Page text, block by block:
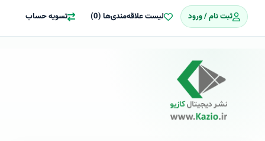
ثبت نام / ورود لیست علاقه‌مندی‌ها (0) تسویه حساب